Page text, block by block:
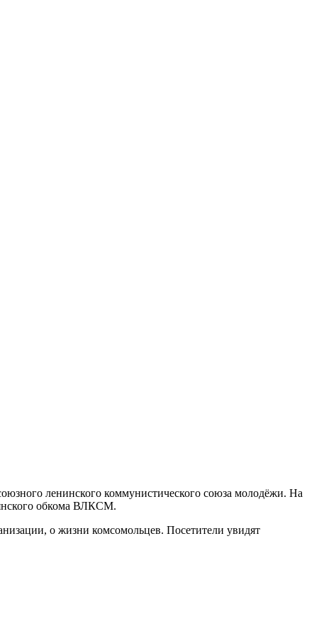
ленинского коммунистического союза молодёжи. На
обкома ВЛКСМ.
о жизни комсомольцев. Посетители увидят